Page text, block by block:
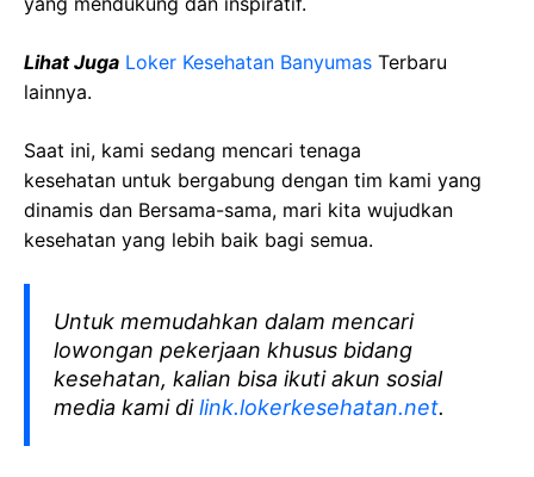
Lihat Juga Loker Kesehatan Banyumas Terbaru
lainnya.
Saat ini, kami sedang mencari tenaga
kesehatan untuk bergabung dengan tim kami yang
dinamis dan Bersama-sama, mari kita wujudkan
kesehatan yang lebih baik bagi semua.
Untuk memudahkan dalam mencari
lowongan pekerjaan khusus bidang
kesehatan, kalian bisa ikuti akun sosial
media kami dilink.lokerkesehatan.net.